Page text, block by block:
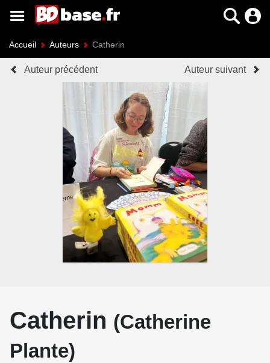
Accueil Auteurs Catherin
Auteur précédent Auteur suivant
Catherin (Catherine
Plante)